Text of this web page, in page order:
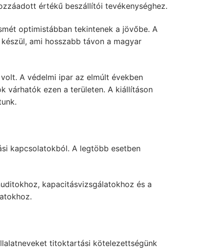
értékű beszállítói tevékenységhez.
optimistábban tekintenek a jövőbe. A
ami hosszabb távon a magyar
A védelmi ipar az elmúlt években
várhatók ezen a területen. A kiállításon
kapcsolatokból. A legtöbb esetben
kapacitásvizsgálatokhoz és a
titoktartási kötelezettségünk